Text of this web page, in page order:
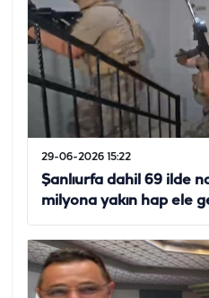
29-06-2026 15:22
Şanlıurfa dahil 69 ilde
milyona yakın hap ele